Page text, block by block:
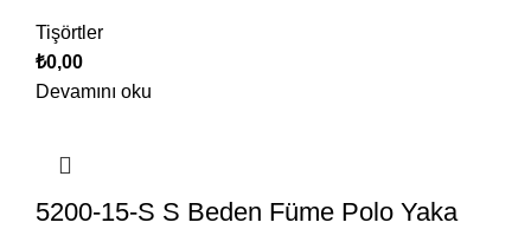
Tişörtler
₺0,00
Devamını oku
5200-15-S S Beden Füme Polo Yaka